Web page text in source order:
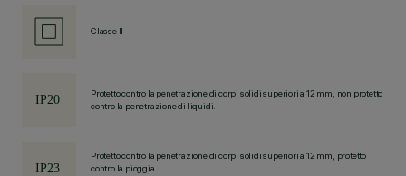
Classe II
Protetto contro la penetrazione di corpi solidi superiori a 12 mm, non protetto
contro la penetrazione di liquidi.
Protetto contro la penetrazione di corpi solidi superiori a 12 mm, protetto
contro la pioggia.